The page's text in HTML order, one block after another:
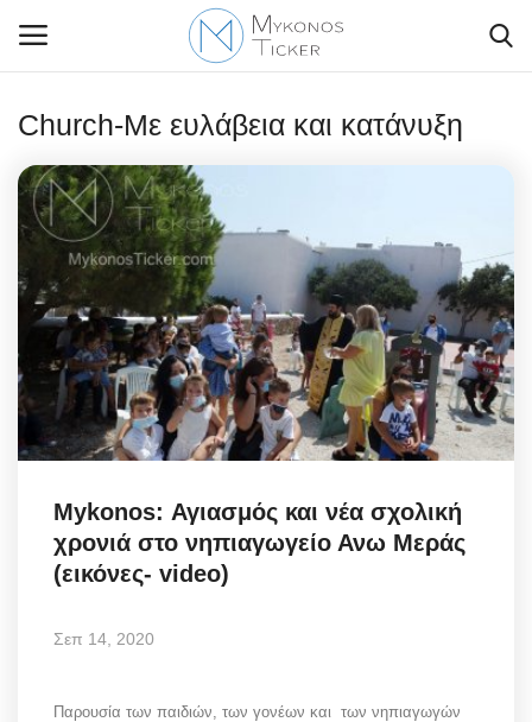
Contact Us
Politique
Business
Travel
Style Adorés
Church-Με ευλάβεια και κατάνυξη
Mykonos: Αγιασμός και νέα σχολική
χρονιά στο νηπιαγωγείο Ανω Mεράς
(εικόνες- video)
Σεπ 14, 2020
Παρουσία των παιδιών, των γονέων και των νηπιαγωγών